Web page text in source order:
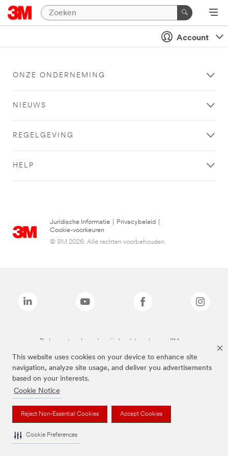
This website uses cookies on your device to enhance site
navigation, analyze site usage, and deliver you advertisements
based on your interests.
Cookie Notice
Reject Non-Essential Cookies Accept Cookies
Cookie Preferences
Account
ONZE ONDERNEMING
NIEUWS
REGELGEVING
HELP
Juridische Informatie Privacybeleid
Cookie-voorkeuren
© 3M 2026. Alle rechten voorbehouden.
De bovenstaande merken zijn handelsmerken van 3M.we